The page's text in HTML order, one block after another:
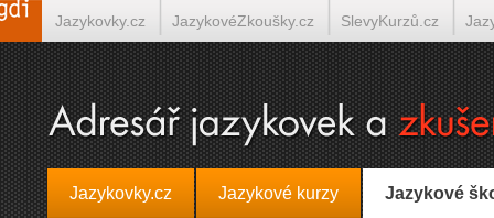
Jazykovky.cz Jazykové kurzy Jazykové
Jazykovky.cz JazykovéZkoušky.cz SlevyKurzů.cz
Španělština on-line Italština on-line Tlumočení-